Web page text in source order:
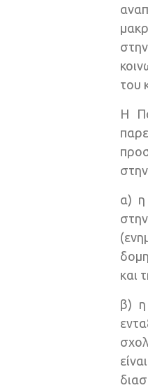
του
Η
α) η
και
β) η